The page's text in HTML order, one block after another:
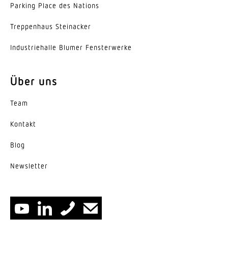
Parking Place des Nations
Trep­penhaus Steinacker
Indus­trie­halle Blumer Fensterwerke
Über uns
Team
Kontakt
Blog
News­letter